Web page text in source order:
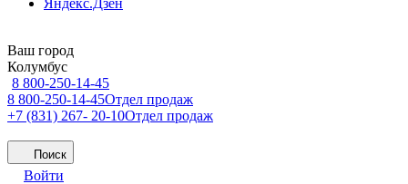
Яндекс.Дзен
Ваш город
Колумбус
8 800-250-14-45
8 800-250-14-45Отдел продаж
+7 (831) 267- 20-10Отдел продаж
Поиск
Войти